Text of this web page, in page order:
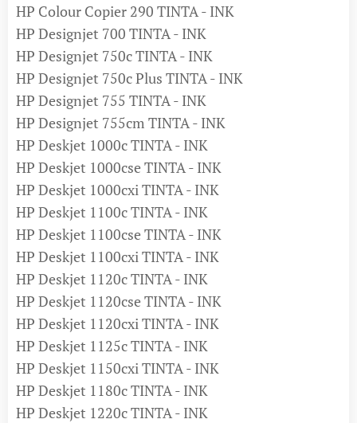
HP Colour Copier 290 TINTA - INK
HP Designjet 700 TINTA - INK
HP Designjet 750c TINTA - INK
HP Designjet 750c Plus TINTA - INK
HP Designjet 755 TINTA - INK
HP Designjet 755cm TINTA - INK
HP Deskjet 1000c TINTA - INK
HP Deskjet 1000cse TINTA - INK
HP Deskjet 1000cxi TINTA - INK
HP Deskjet 1100c TINTA - INK
HP Deskjet 1100cse TINTA - INK
HP Deskjet 1100cxi TINTA - INK
HP Deskjet 1120c TINTA - INK
HP Deskjet 1120cse TINTA - INK
HP Deskjet 1120cxi TINTA - INK
HP Deskjet 1125c TINTA - INK
HP Deskjet 1150cxi TINTA - INK
HP Deskjet 1180c TINTA - INK
HP Deskjet 1220c TINTA - INK